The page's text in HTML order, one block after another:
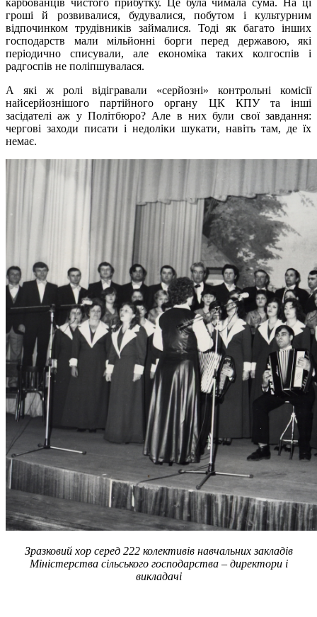
гроші й розвивалися, будувалися, побутом і культурним
відпочинком трудівників займалися. Тоді як багато інших
господарств мали мільйонні борги перед державою, які
періодично списували, але економіка таких колгоспів і
радгоспів не поліпшувалася.
А які ж ролі відігравали «серйозні» контрольні комісії
найсерйознішого партійного органу ЦК КПУ та інші
засідателі аж у Політбюро? Але в них були свої завдання:
чергові заходи писати і недоліки шукати, навіть там, де їх
немає.
Зразковий хор серед 222 колективів навчальних закладів
Міністерства сільського господарства – директори і
викладачі